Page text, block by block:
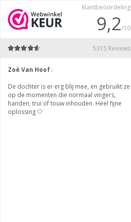
klantbeoordeling
9,2/10
5315 Reviews
Zoë Van Hoof :
De dochter is er erg blij mee, en gebruikt ze
op de momenten die normaal vingers,
handen, trui of touw inhouden. Heel fijne
oplossing 🤍